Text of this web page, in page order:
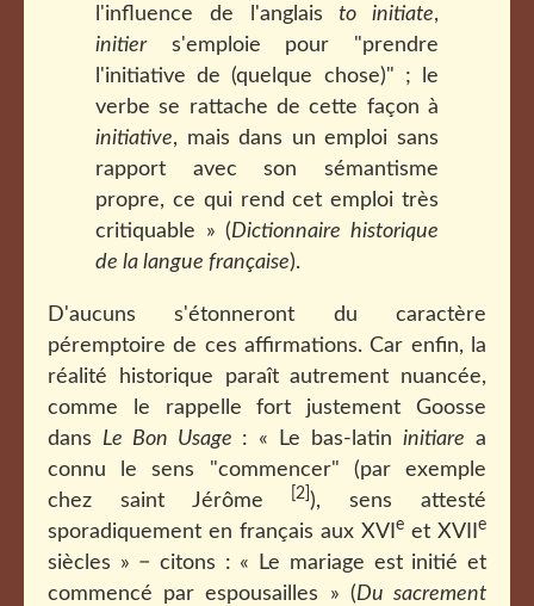
l'influence de l'anglaisto initiate,
initiers'emploie pour "prendre
l'initiative de (quelque chose)" ; le
verbe se rattache de cette façon à
initiative, mais dans un emploi sans
rapport avec son sémantisme
propre, ce qui rend cet emploi très
critiquable » (Dictionnaire historique
de la langue française).
D'aucuns s'étonneront du caractère
péremptoire de ces affirmations. Car enfin, la
réalité historique paraît autrement nuancée,
comme le rappelle fort justement Goosse
dans Le Bon Usage : « Le bas-latin initiare a
connu le sens "commencer" (par exemple
chez saint Jérôme
[2]), sens attesté
sporadiquement en français aux XVI e et XVII e
siècles » − citons : « Le mariage est initié et
commencé par espousailles » (Du sacrement